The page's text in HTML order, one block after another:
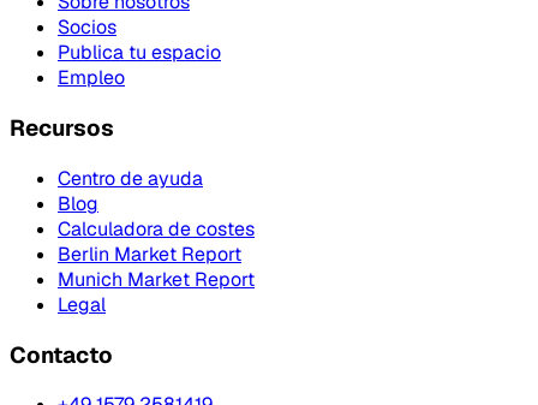
Socios
Publica tu espacio
Empleo
Recursos
Centro de ayuda
Blog
Calculadora de costes
Berlin Market Report
Munich Market Report
Legal
Contacto